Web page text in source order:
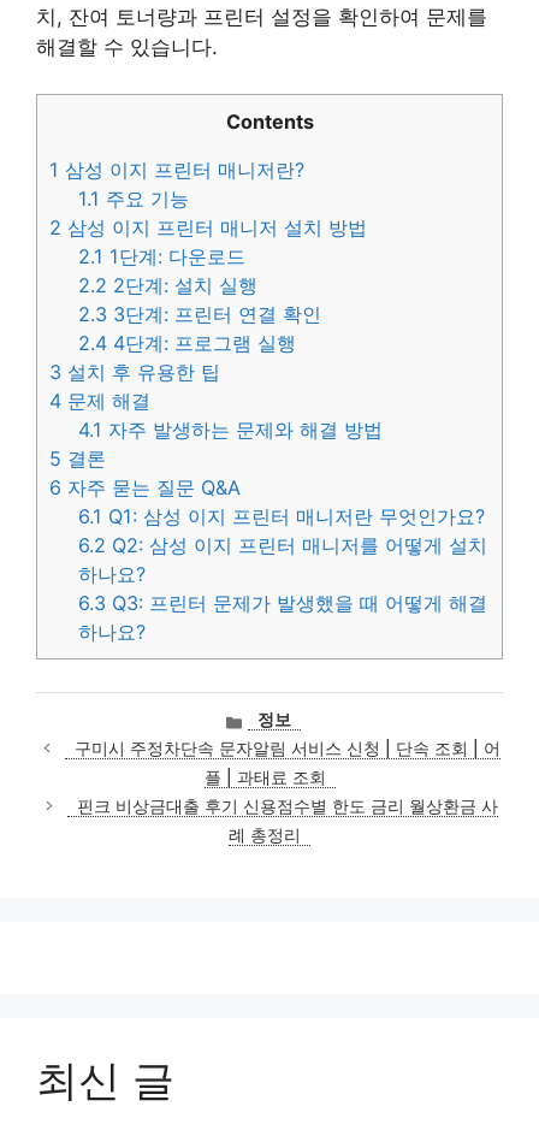
치, 잔여 토너량과 프린터 설정을 확인하여 문제를
해결할 수 있습니다.
Contents
1 삼성 이지 프린터 매니저란?
1.1 주요 기능
2 삼성 이지 프린터 매니저 설치 방법
2.1 1단계: 다운로드
2.2 2단계: 설치 실행
2.3 3단계: 프린터 연결 확인
2.4 4단계: 프로그램 실행
3 설치 후 유용한 팁
4 문제 해결
4.1 자주 발생하는 문제와 해결 방법
5 결론
6 자주 묻는 질문 Q&A
6.1 Q1: 삼성 이지 프린터 매니저란 무엇인가요?
6.2 Q2: 삼성 이지 프린터 매니저를 어떻게 설치
하나요?
6.3 Q3: 프린터 문제가 발생했을 때 어떻게 해결
하나요?
카
테
고
리
정보
구미시 주정차단속 문자알림 서비스 신청 | 단속 조회 | 어
플 | 과태료 조회
핀크 비상금대출 후기 신용점수별 한도 금리 월상환금 사
례 총정리
최신 글